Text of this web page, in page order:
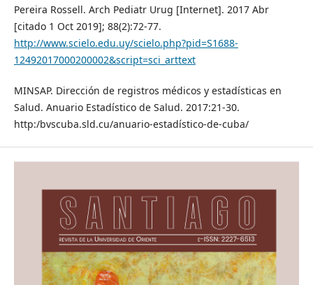
Pereira Rossell. Arch Pediatr Urug [Internet]. 2017 Abr
[citado 1 Oct 2019]; 88(2):72-77.
http://www.scielo.edu.uy/scielo.php?pid=S1688-
12492017000200002&script=sci_arttext
MINSAP. Dirección de registros médicos y estadísticas en
Salud. Anuario Estadístico de Salud. 2017:21-30.
http:/bvscuba.sld.cu/anuario-estadístico-de-cuba/